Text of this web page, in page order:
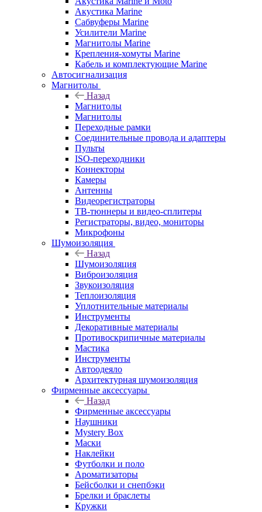
Акустика Marine
Сабвуферы Marine
Усилители Marine
Магнитолы Marine
Крепления-хомуты Marine
Кабель и комплектующие Marine
Автосигнализация
Магнитолы
Назад
Магнитолы
Магнитолы
Переходные рамки
Соединительные провода и адаптеры
Пульты
ISO-переходники
Коннекторы
Камеры
Антенны
Видеорегистраторы
ТВ-тюннеры и видео-сплитеры
Регистраторы, видео, мониторы
Микрофоны
Шумоизоляция
Назад
Шумоизоляция
Виброизоляция
Звукоизоляция
Теплоизоляция
Уплотнительные материалы
Инструменты
Декоративные материалы
Противоскрипичные материалы
Мастика
Инструменты
Автоодеяло
Архитектурная шумоизоляция
Фирменные аксессуары
Назад
Фирменные аксессуары
Наушники
Mystery Box
Маски
Наклейки
Футболки и поло
Ароматизаторы
Бейсболки и снепбэки
Брелки и браслеты
Кружки